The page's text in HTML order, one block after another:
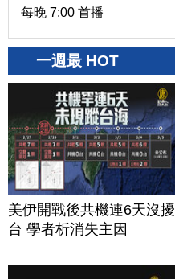
每晚 7:00 首播
一週最 HOT
美伊開戰後共機連6天沒擾
台 學者析消失主因